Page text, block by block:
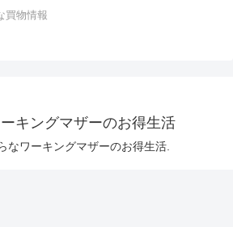
買物情報
キングマザーのお得生活
なワーキングマザーのお得生活.